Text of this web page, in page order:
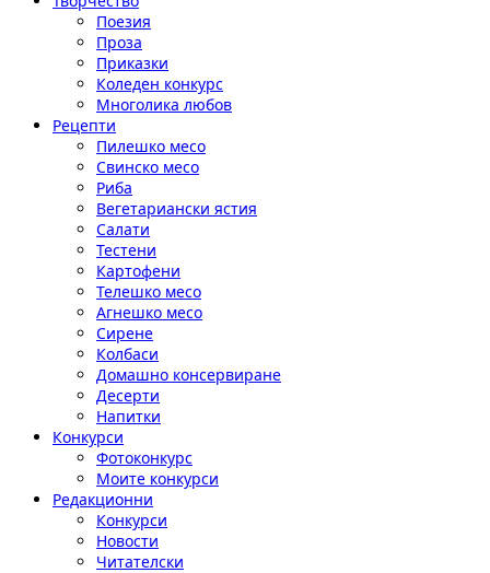
Поезия
Проза
Приказки
Коледен конкурс
Многолика любов
Рецепти
Пилешко месо
Свинско месо
Риба
Вегетариански ястия
Салати
Тестени
Картофени
Телешко месо
Агнешко месо
Сирене
Колбаси
Домашно консервиране
Десерти
Напитки
Конкурси
Фотоконкурс
Моите конкурси
Редакционни
Конкурси
Новости
Читателски